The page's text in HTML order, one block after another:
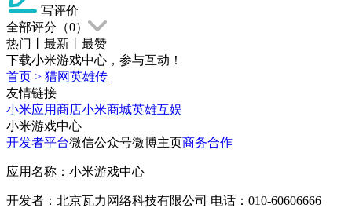
写评价
全部评分（0）
热门
最新
最赞
下载小米游戏中心，参与互动！
首页 > 猎网英雄传
友情链接
小米应用商店小米商城英雄互娱
小米游戏中心
开发者平台微信公众号微博主页商务合作
应用名称：小米游戏中心
开发者：北京瓦力网络科技有限公司 电话：010-60606666